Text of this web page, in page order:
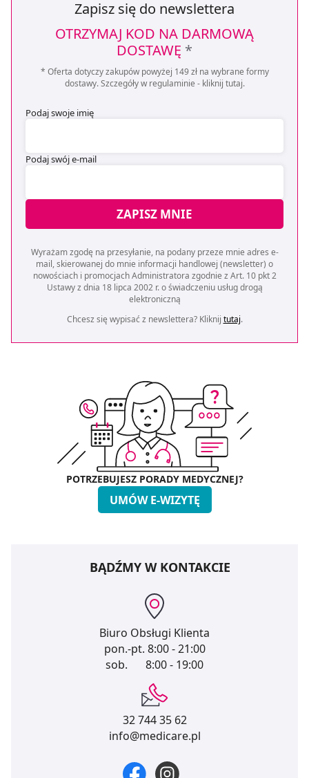
Zapisz się do newslettera
OTRZYMAJ KOD NA DARMOWĄ
DOSTAWĘ *
* Oferta dotyczy zakupów powyżej 149 zł na wybrane formy
dostawy. Szczegóły w regulaminie - kliknij tutaj.
Podaj swoje imię
Podaj swój e-mail
ZAPISZ MNIE
Wyrażam zgodę na przesyłanie, na podany przeze mnie adres e-
mail, skierowanej do mnie informacji handlowej (newsletter) o
nowościach i promocjach Administratora zgodnie z Art. 10 pkt 2
Ustawy z dnia 18 lipca 2002 r. o świadczeniu usług drogą
elektroniczną
Chcesz się wypisać z newslettera? Kliknij tutaj.
POTRZEBUJESZ PORADY MEDYCZNEJ?
UMÓW E-WIZYTĘ
BĄDŹMY W KONTAKCIE
Biuro Obsługi Klienta
pon.-pt. 8:00 - 21:00
sob.
8:00 - 19:00
32 744 35 62
info@medicare.pl